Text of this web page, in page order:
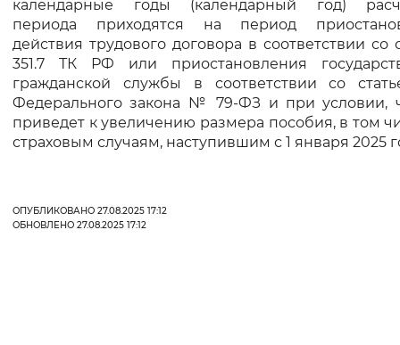
календарные годы (календарный год)
периода приходятся на период
действия трудового договора в соответствии со
351.7 ТК РФ или приостановления
гражданской службы в соответствии со
Федерального закона № 79-ФЗ и при условии,
приведет к увеличению размера пособия, в том
страховым случаям, наступившим с 1 января 2025
ОПУБЛИКОВАНО 27.08.2025 17:12
ОБНОВЛЕНО 27.08.2025 17:12